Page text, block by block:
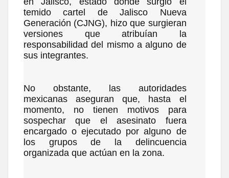
temido cartel de Jalisco Nueva
Generación (CJNG), hizo que surgieran
versiones que atribuían la
responsabilidad del mismo a alguno de
sus integrantes.
No obstante, las autoridades
mexicanas aseguran que, hasta el
momento, no tienen motivos para
sospechar que el asesinato fuera
encargado o ejecutado por alguno de
los grupos de la delincuencia
organizada que actúan en la zona.